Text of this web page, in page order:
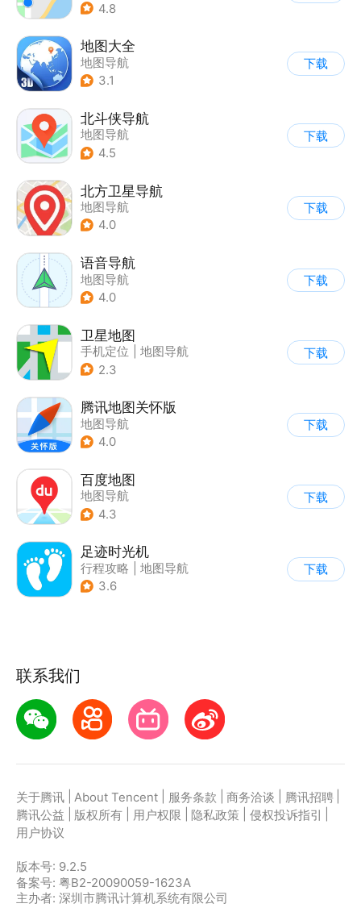
4.8
地图大全
地图导航
3.1
下载
北斗侠导航
地图导航
4.5
下载
北方卫星导航
地图导航
4.0
下载
语音导航
地图导航
4.0
下载
卫星地图
手机定位
地图导航
2.3
下载
腾讯地图关怀版
地图导航
4.0
下载
百度地图
地图导航
4.3
下载
足迹时光机
行程攻略
地图导航
3.6
下载
联系我们
关于腾讯 About Tencent 服务条款 商务洽谈 腾讯招聘
腾讯公益
版权所有 用户权限 隐私政策 侵权投诉指引
用户协议
版本号: 9.2.5
备案号: 粤B2-20090059-1623A
主办者: 深圳市腾讯计算机系统有限公司